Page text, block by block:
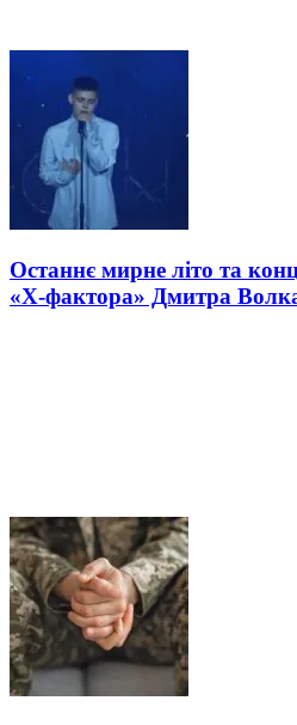
Останнє мирне літо та
«Х-фактора» Дмитра